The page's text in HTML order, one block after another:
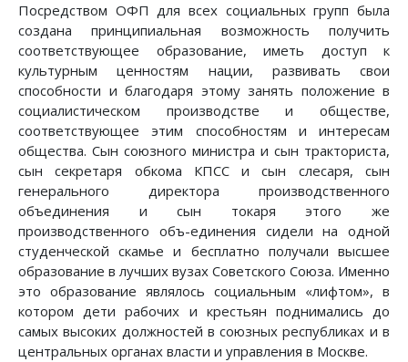
Посредством ОФП для всех социальных групп была
создана принципиальная возможность получить
соответствующее образование, иметь доступ к
культурным ценностям нации, развивать свои
способности и благодаря этому занять положение в
социалистическом производстве и обществе,
соответствующее этим способностям и интересам
общества. Сын союзного министра и сын тракториста,
сын секретаря обкома КПСС и сын слесаря, сын
генерального директора производственного
объединения и сын токаря этого же
производственного объ-единения сидели на одной
студенческой скамье и бесплатно получали высшее
образование в лучших вузах Советского Союза. Именно
это образование являлось социальным «лифтом», в
котором дети рабочих и крестьян поднимались до
самых высоких должностей в союзных республиках и в
центральных органах власти и управления в Москве.